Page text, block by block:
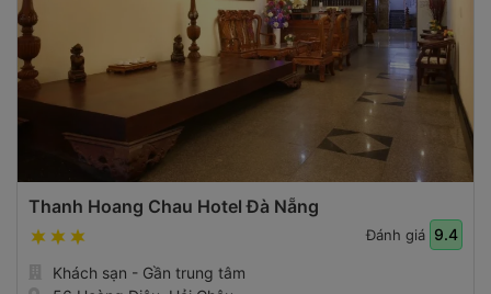
9.4
56 Hoàng Diệu, Hải Châu